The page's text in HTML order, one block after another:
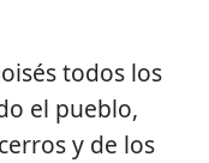
todos los
el pueblo,
y de los